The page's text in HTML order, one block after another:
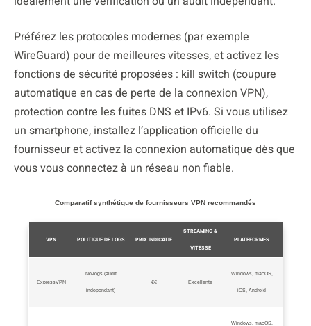
Préférez les protocoles modernes (par exemple
WireGuard) pour de meilleures vitesses, et activez les
fonctions de sécurité proposées : kill switch (coupure
automatique en cas de perte de la connexion VPN),
protection contre les fuites DNS et IPv6. Si vous utilisez
un smartphone, installez l’application officielle du
fournisseur et activez la connexion automatique dès que
vous vous connectez à un réseau non fiable.
Comparatif synthétique de fournisseurs VPN recommandés
VPN POLITIQUE DE LOGS PRIX INDICATIF
STREAMING &
VITESSE
PLATEFORMES
ExpressVPN
No‑logs (audit
indépendant)
€€ Excellente
Windows, macOS,
iOS, Android
Windows, macOS,